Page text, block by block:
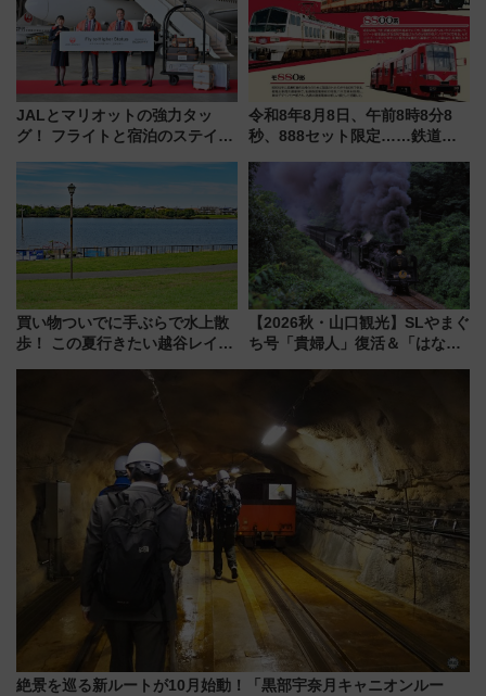
を楽しんで
JALとマリオットの強力タッ
グ！ フライトと宿泊のステイタ
上級会員資格を効率よく獲得す
る方法を解説
令和8年8月8日、午前8時8分8
秒、888セット限定……鉄道各
たち
買い物ついでに手ぶらで水上散
歩！ この夏行きたい越谷レイク
ア「LAKESIDE PARK」（埼玉
【2026秋・山口観光】SLやまぐ
ち号「貴婦人」復活＆「はなあ
絶景を巡る新ルートが10月始動！「黒部宇奈月キャニオンルー